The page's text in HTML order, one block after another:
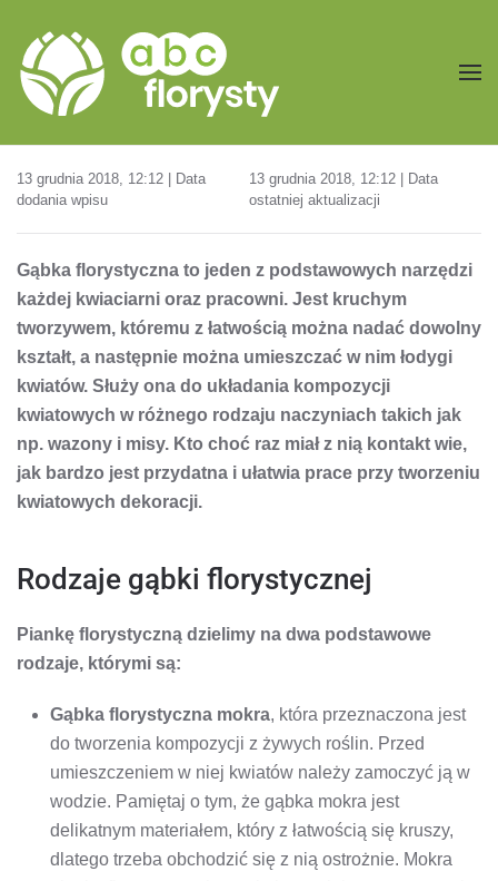
Przejdź do treści głównej
13 grudnia 2018, 12:12 | Data
dodania wpisu
13 grudnia 2018, 12:12 | Data
ostatniej aktualizacji
Gąbka florystyczna to jeden z podstawowych narzędzi
każdej kwiaciarni oraz pracowni. Jest kruchym
tworzywem, któremu z łatwością można nadać dowolny
kształt, a następnie można umieszczać w nim łodygi
kwiatów. Służy ona do układania kompozycji
kwiatowych w różnego rodzaju naczyniach takich jak
np. wazony i misy. Kto choć raz miał z nią kontakt wie,
jak bardzo jest przydatna i ułatwia prace przy tworzeniu
kwiatowych dekoracji.
Rodzaje gąbki florystycznej
Piankę florystyczną dzielimy na dwa podstawowe
rodzaje, którymi są:
Gąbka florystyczna mokra, która przeznaczona jest
do tworzenia kompozycji z żywych roślin. Przed
umieszczeniem w niej kwiatów należy zamoczyć ją w
wodzie. Pamiętaj o tym, że gąbka mokra jest
delikatnym materiałem, który z łatwością się kruszy,
dlatego trzeba obchodzić się z nią ostrożnie. Mokra